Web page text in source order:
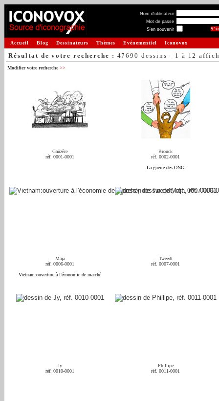
Nom d'utilisateur
Mot de passe
S'en souvenir
Accueil Blog Dessinateurs Thèmes Evénementiel Iconovox
Résultat de votre recherche : 47690 dessins - 1 à 12
Modifier votre recherche >>
Gaüzère
réf. 0001-0001
Brouck
réf. 0002-0001
La guerre des ONG
Maja
réf. 0006-0001
Vietnam:ouverture à l'économie de marché
Tweedt
réf. 0007-0001
Jy
réf. 0010-0001
Phillipe
réf. 0011-0001